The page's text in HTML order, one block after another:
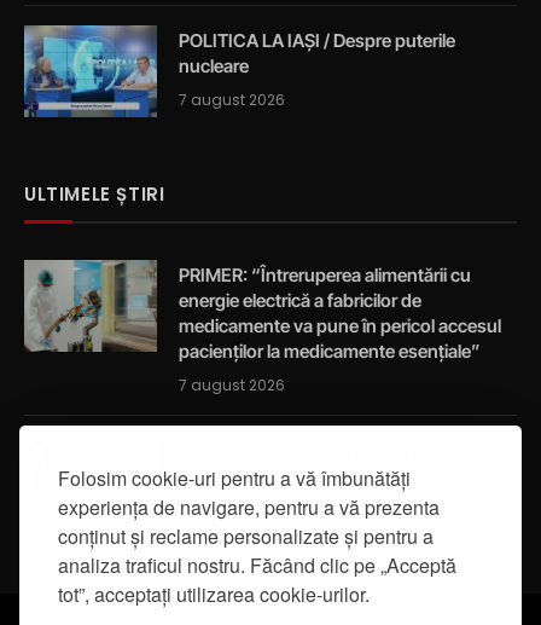
Folosim cookie-uri pentru a vă îmbunătăți
experiența de navigare, pentru a vă prezenta
conținut și reclame personalizate și pentru a
analiza traficul nostru. Făcând clic pe „Acceptă
tot”, acceptați utilizarea cookie-urilor.
POLITICA LA IAȘI / Despre puterile
nucleare
7 august 2026
ULTIMELE ȘTIRI
PRIMER: “Întreruperea alimentării cu
energie electrică a fabricilor de
medicamente va pune în pericol accesul
pacienților la medicamente esențiale”
7 august 2026
integrității
7 august 2026